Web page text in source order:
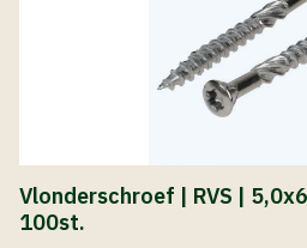
Vlonderschroef | RVS |
100st.